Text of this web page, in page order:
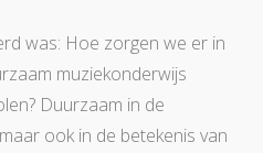
was: Hoe zorgen we er in
muziekonderwijs
Duurzaam in de
ook in de betekenis van